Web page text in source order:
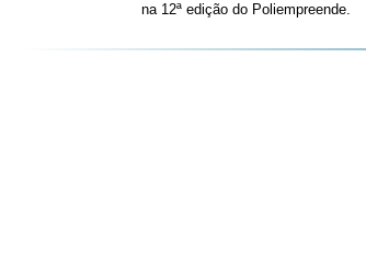
na 12ª edição do Poliempreende.